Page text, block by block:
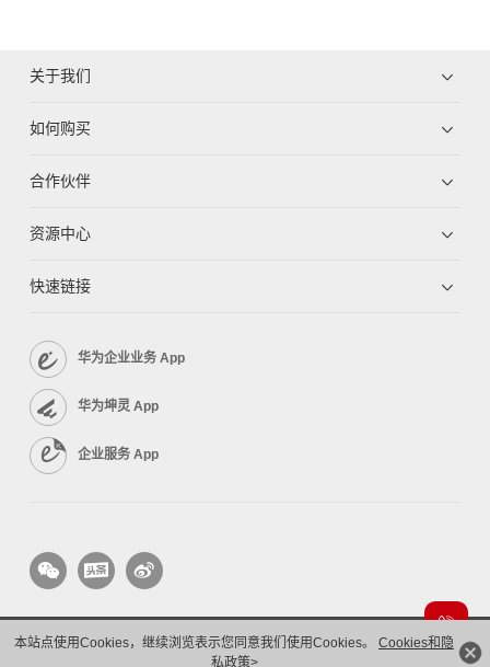
本站点使用Cookies，继续浏览表示您同意我们使用Cookies。 Cookies和隐
私政策>
关于我们
如何购买
合作伙伴
资源中心
快速链接
华为企业业务 App
华为坤灵 App
企业服务 App
版权所有 © 华为技术有限公司 1998-2026。 保留一切权利。粤A2-20044005号
隐私保护
法律声明